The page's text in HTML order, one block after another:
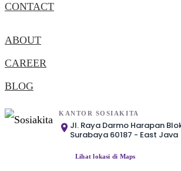
CONTACT
ABOUT
CAREER
BLOG
KANTOR SOSIAKITA
Jl. Raya Darmo Harapan
Surabaya 60187 - East Java
Lihat lokasi di Maps